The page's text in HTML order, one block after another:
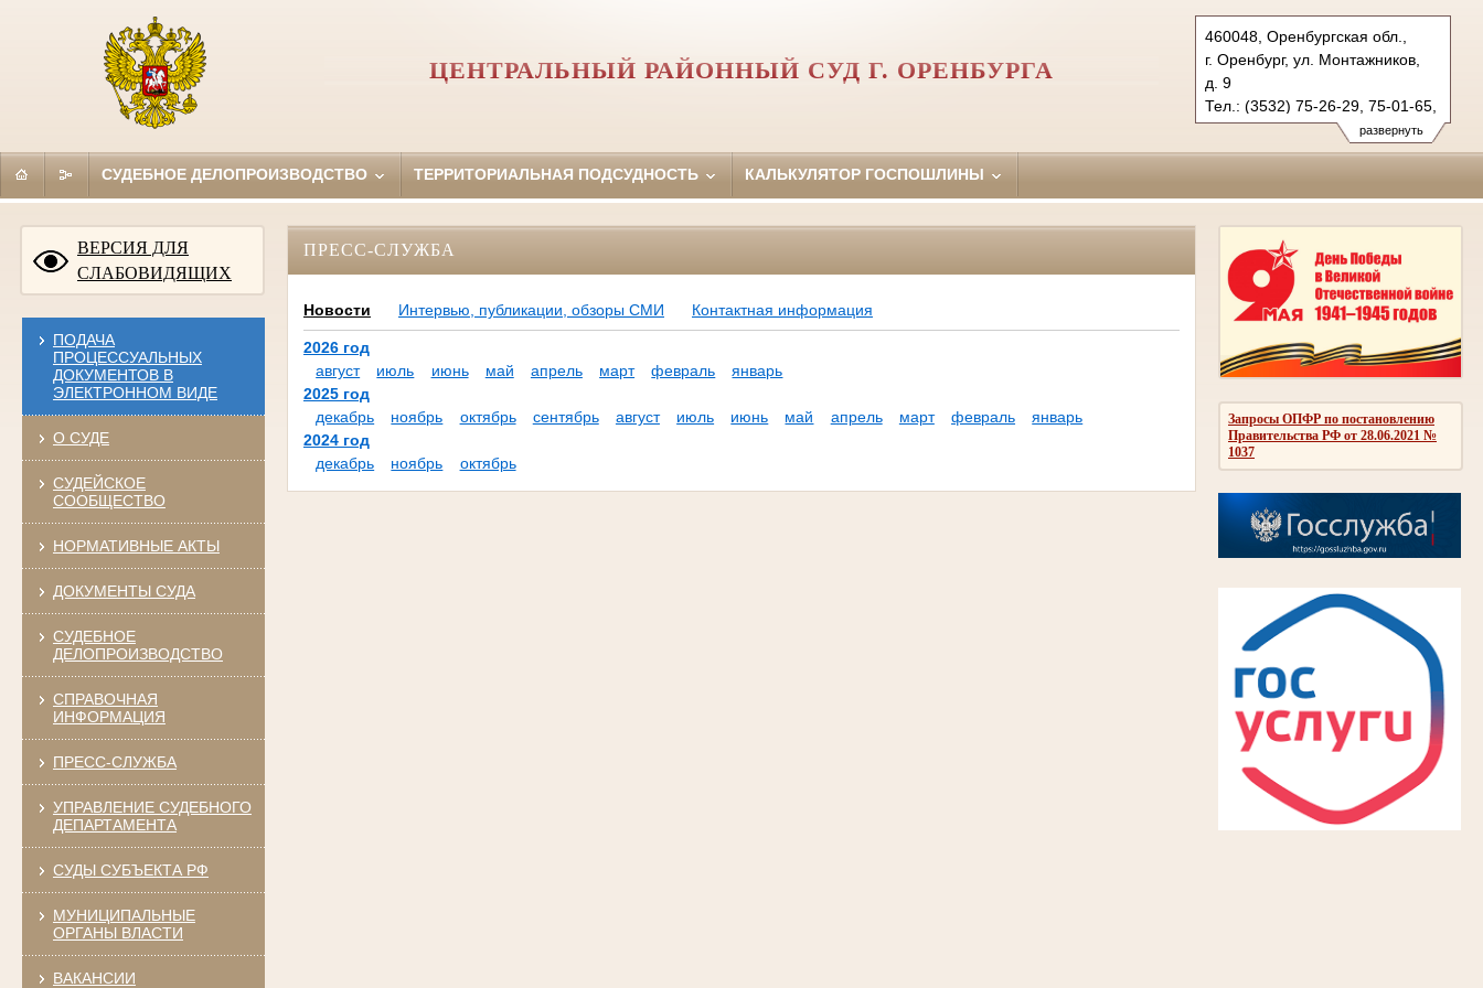
развернуть
460048, Оренбургская обл.,
г. Оренбург, ул. Монтажников,
д. 9
Тел.: (3532) 75-26-29, 75-01-65,
75-36-49
centralny.orb@sudrf.ru
ЦЕНТРАЛЬНЫЙ РАЙОННЫЙ СУД Г. ОРЕНБУРГА
СУДЕБНОЕ ДЕЛОПРОИЗВОДСТВО ТЕРРИТОРИАЛЬНАЯ ПОДСУДНОСТЬ КАЛЬКУЛЯТОР ГОСПОШЛИНЫ
ВЕРСИЯ ДЛЯ
СЛАБОВИДЯЩИХ
ПОДАЧА
ПРОЦЕССУАЛЬНЫХ
ДОКУМЕНТОВ В
ЭЛЕКТРОННОМ ВИДЕ
О СУДЕ
СУДЕЙСКОЕ
СООБЩЕСТВО
НОРМАТИВНЫЕ АКТЫ
ДОКУМЕНТЫ СУДА
СУДЕБНОЕ
ДЕЛОПРОИЗВОДСТВО
СПРАВОЧНАЯ
ИНФОРМАЦИЯ
ПРЕСС-СЛУЖБА
УПРАВЛЕНИЕ СУДЕБНОГО
ДЕПАРТАМЕНТА
СУДЫ СУБЪЕКТА РФ
МУНИЦИПАЛЬНЫЕ
ОРГАНЫ ВЛАСТИ
ВАКАНСИИ
Запросы ОПФР по постановлению
Правительства РФ от 28.06.2021 №
1037
ПРЕСС-СЛУЖБА
Новости Интервью, публикации, обзоры СМИ Контактная информация
2026 год
август
июль июнь май апрель март февраль
январь
2025 год
декабрь
ноябрь октябрь сентябрь август июль июнь май апрель март февраль
январь
2024 год
декабрь
ноябрь октябрь